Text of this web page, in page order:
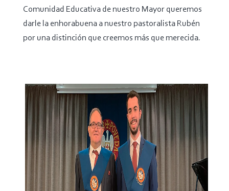
Comunidad Educativa de nuestro Mayor queremos
darle la enhorabuena a nuestro pastoralista Rubén
por una distinción que creemos más que merecida.